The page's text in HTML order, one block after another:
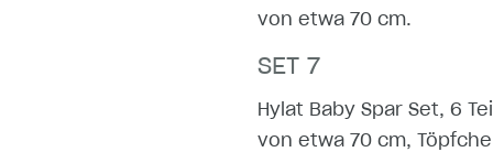
von etwa 70 cm.
SET 7
Hylat Baby Spar Set, 6
von etwa 70 cm,